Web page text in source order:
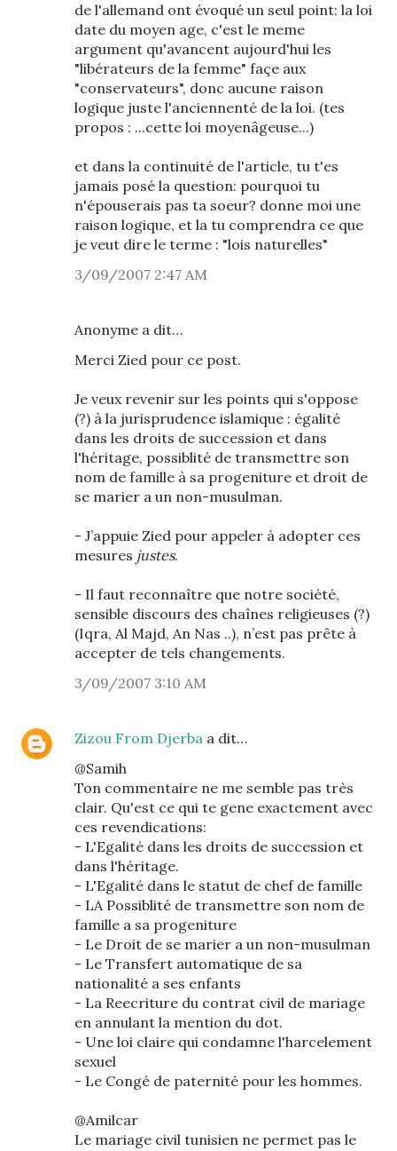
de l'allemand ont évoqué un seul point: la loi
date du moyen age, c'est le meme
argument qu'avancent aujourd'hui les
"libérateurs de la femme" façe aux
"conservateurs", donc aucune raison
logique juste l'anciennenté de la loi. (tes
propos : ...cette loi moyenâgeuse...)
et dans la continuité de l'article, tu t'es
jamais posé la question: pourquoi tu
n'épouserais pas ta soeur? donne moi une
raison logique, et la tu comprendra ce que
je veut dire le terme : "lois naturelles"
3/09/2007 2:47 AM
Anonyme a dit…
Merci Zied pour ce post.
Je veux revenir sur les points qui s'oppose
(?) à la jurisprudence islamique : égalité
dans les droits de succession et dans
l'héritage, possiblité de transmettre son
nom de famille à sa progeniture et droit de
se marier a un non-musulman.
- J’appuie Zied pour appeler à adopter ces
mesures justes.
- Il faut reconnaître que notre société,
sensible discours des chaînes religieuses (?)
(Iqra, Al Majd, An Nas ..), n’est pas prête à
accepter de tels changements.
3/09/2007 3:10 AM
Zizou From Djerba a dit…
@Samih
Ton commentaire ne me semble pas très
clair. Qu'est ce qui te gene exactement avec
ces revendications:
- L'Egalité dans les droits de succession et
dans l'héritage.
- L'Egalité dans le statut de chef de famille
- LA Possiblité de transmettre son nom de
famille a sa progeniture
- Le Droit de se marier a un non-musulman
- Le Transfert automatique de sa
nationalité a ses enfants
- La Reecriture du contrat civil de mariage
en annulant la mention du dot.
- Une loi claire qui condamne l'harcelement
sexuel
- Le Congé de paternité pour les hommes.
@Amilcar
Le mariage civil tunisien ne permet pas le